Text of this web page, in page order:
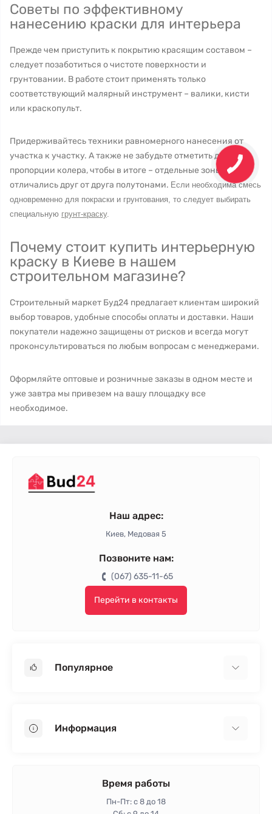
Советы по эффективному
нанесению краски для интерьера
Прежде чем приступить к покрытию красящим составом –
следует позаботиться о чистоте поверхности и
грунтовании. В работе стоит применять только
соответствующий малярный инструмент – валики, кисти
или краскопульт.
Придерживайтесь техники равномерного нанесения от
участка к участку. А также не забудьте отметить для себя
пропорции колера, чтобы в итоге – отдельные зоны не
отличались друг от друга полутонами. Если необходима смесь
одновременно для покраски и грунтования, то следует выбирать
специальную грунт-краску.
Почему стоит купить интерьерную
краску в Киеве в нашем
строительном магазине?
Строительный маркет Буд24 предлагает клиентам широкий
выбор товаров, удобные способы оплаты и доставки. Наши
покупатели надежно защищены от рисков и всегда могут
проконсультироваться по любым вопросам с менеджерами.
Оформляйте оптовые и розничные заказы в одном месте и
уже завтра мы привезем на вашу площадку все
необходимое.
Наш адрес:
Киев, Медовая 5
Позвоните нам:
(067) 635-11-65
Перейти в контакты
Популярное
Пенопласт
Информация
Время работы
Пн-Пт: с 8 до 18